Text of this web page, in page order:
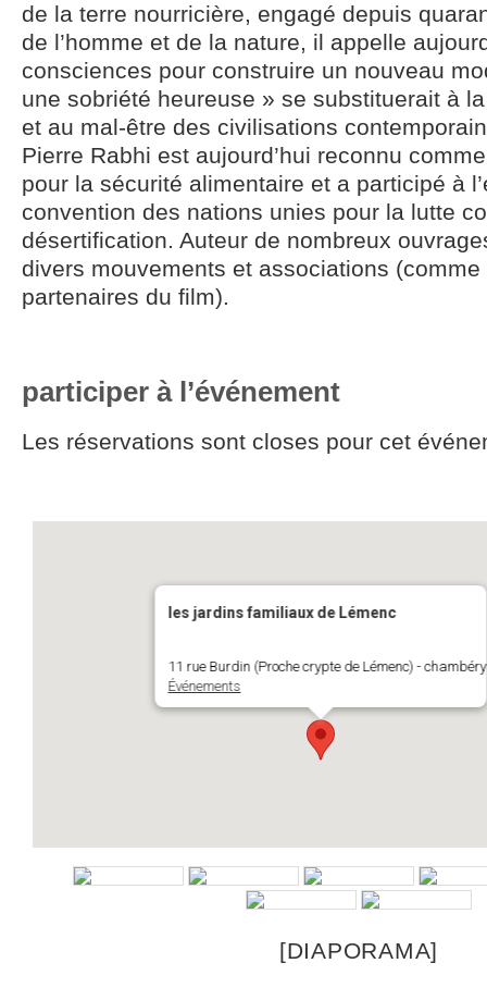
de la terre nourricière, engagé depuis
de l’homme et de la nature, il appelle
consciences pour construire un nouveau
une sobriété heureuse » se substituerait à
et au mal-être des civilisations
Pierre Rabhi est aujourd’hui reconnu
pour la sécurité alimentaire et a participé à
convention des nations unies pour la lutte
désertification. Auteur de nombreux
divers mouvements et associations
partenaires du film).
participer à l’événement
Les réservations sont closes pour cet
les jardins familiaux de Lémenc
11 rue Burdin (Proche crypte de Lémenc) - chambéry
Événements
[DIAPORAMA]